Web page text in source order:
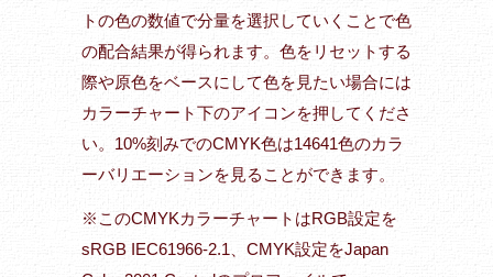
トの色の数値で分量を選択していくことで色
の配合結果が得られます。色をリセットする
際や原色をベースにして色を見たい場合には
カラーチャート下のアイコンを押してくださ
い。10%刻みでのCMYK色は14641色のカラ
ーバリエーションを見ることができます。
※このCMYKカラーチャートはRGB設定を
sRGB IEC61966-2.1、CMYK設定をJapan